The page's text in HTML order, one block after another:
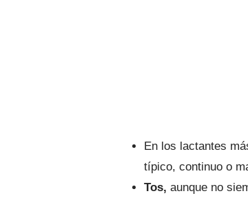
En los lactantes
típico, continuo o
Tos, aunque no